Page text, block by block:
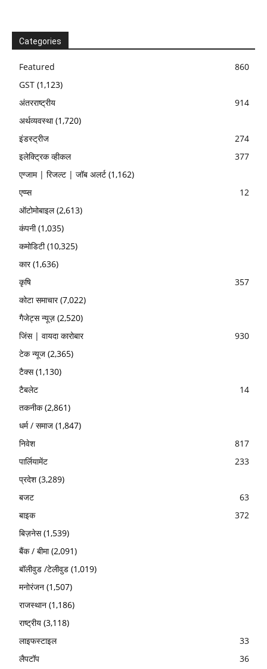
Categories
Featured
860
GST (1,123)
अंतरराष्ट्रीय
914
अर्थव्यवस्था(1,720)
इंडस्ट्रीज
274
इलेक्ट्रिक व्हीकल
377
एग्जाम | रिजल्ट | जॉब अलर्ट (1,162)
एप्प्स
12
ऑटोमोबाइल(2,613)
कंपनी(1,035)
कमोडिटी(10,325)
कार(1,636)
कृषि
357
कोटा समाचार(7,022)
गैजेट्स न्यूज़ (2,520)
जिंस | वायदा कारोबार
930
टेक न्यूज (2,365)
टैक्स(1,130)
टैबलेट
14
तकनीक(2,861)
धर्म / समाज (1,847)
निवेश
817
पार्लियामेंट
233
प्रदेश(3,289)
बजट
63
बाइक
372
बिज़नेस(1,539)
बैंक / बीमा(2,091)
बॉलीवुड /टेलीवुड (1,019)
मनोरंजन (1,507)
राजस्थान (1,186)
राष्ट्रीय (3,118)
लाइफस्टाइल
33
लैपटॉप
36